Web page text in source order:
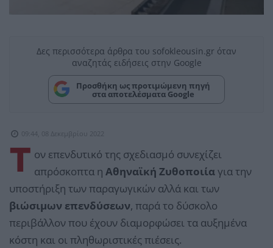
Δες περισσότερα άρθρα του sofokleousin.gr όταν
αναζητάς ειδήσεις στην Google
Προσθήκη ως προτιμώμενη πηγή
στα αποτελέσματα Google
09:44, 08 Δεκεμβρίου 2022
Τ ον επενδυτικό της σχεδιασμό συνεχίζει
απρόσκοπτα η Αθηναϊκή Ζυθοποιίαγια την
υποστήριξη των παραγωγικών αλλά και των
βιώσιμων επενδύσεων, παρά το δύσκολο
περιβάλλον που έχουν διαμορφώσει τα αυξημένα
κόστη και οι πληθωριστικές πιέσεις.